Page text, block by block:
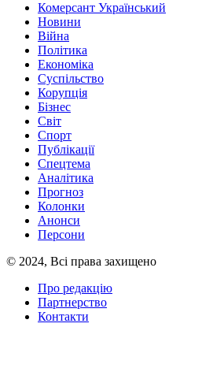
Комерсант Український
Новини
Війна
Політика
Економіка
Суспільство
Корупція
Бізнес
Світ
Спорт
Публікації
Спецтема
Аналітика
Прогноз
Колонки
Анонси
Персони
© 2024, Всі права захищено
Про редакцію
Партнерство
Контакти